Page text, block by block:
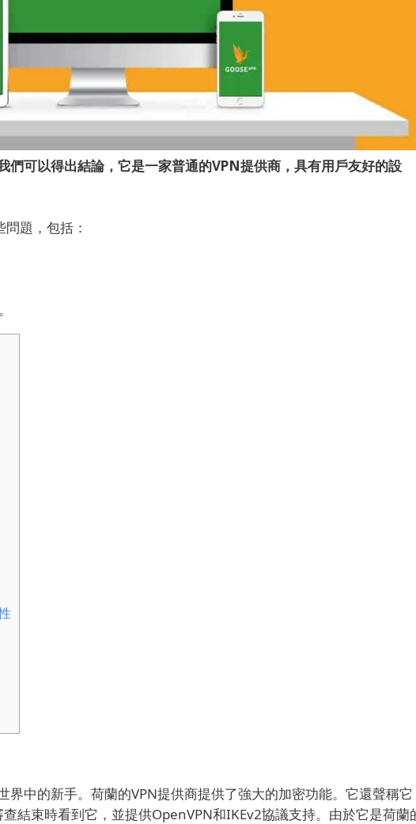
們可以得出結論，它是一家普通的VPN提供商，具有用戶友好的設
題，包括：
界中的新手。 荷蘭的VPN提供商提供了強大的加密功能。 它還聲稱它
結束時看到它，並提供OpenVPN和IKEv2協議支持。 由於它是荷蘭